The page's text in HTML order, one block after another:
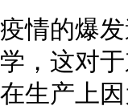
疫情的爆
学，这对
在生产上